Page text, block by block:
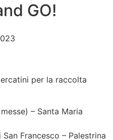
GO!
per la raccolta
– Santa Maria
Francesco – Palestrina